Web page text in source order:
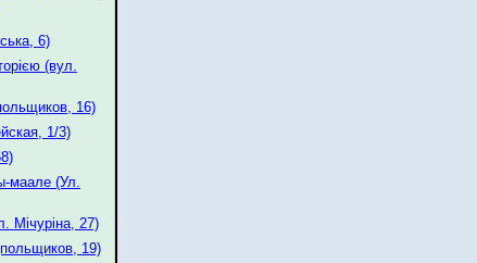
6)
(вул.
16)
1/3)
маале (Ул.
Мічуріна, 27)
19)